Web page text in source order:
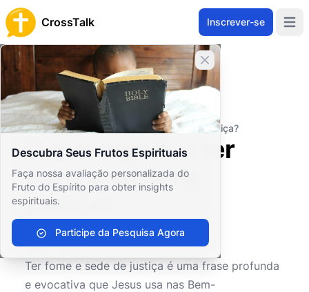
CrossTalk Inscrever-se
Fechar banner
Descubra Seus Frutos Espirituais
Faça nossa avaliação personalizada do
Fruto do Espírito para obter insights
espirituais.
Participe da Pesquisa Agora
Home
Arquivo de Perguntas
Saúde e Estilo de Vida
Saúde Espiritual
O que significa ter fome e sede de justiça?
O que significa ter
fome e sede de
justiça?
0 0 184
Ter fome e sede de justiça é uma frase profunda
e evocativa que Jesus usa nas Bem-